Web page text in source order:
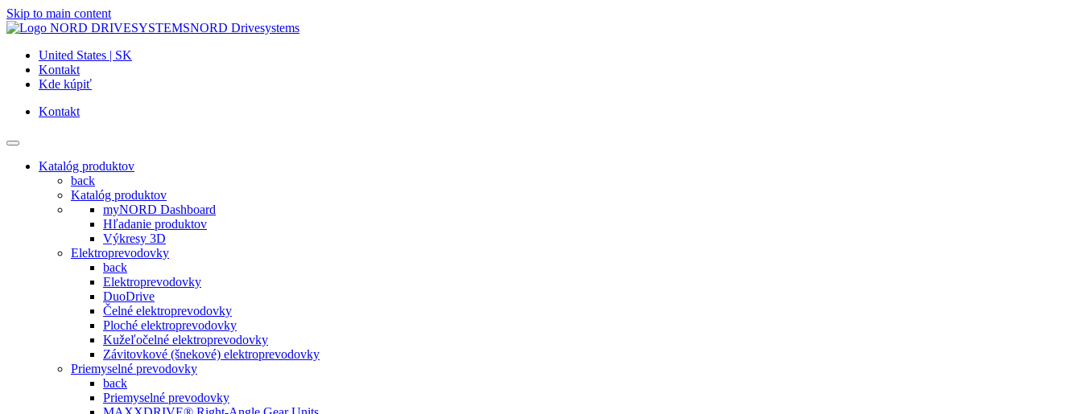
Skip to main content
NORD Drivesystems
United States | SK
Kontakt
Kde kúpiť
Kontakt
Katalóg produktov
back
Katalóg produktov
myNORD Dashboard
Hľadanie produktov
Výkresy 3D
Elektroprevodovky
back
Elektroprevodovky
DuoDrive
Čelné elektroprevodovky
Ploché elektroprevodovky
Kužeľočelné elektroprevodovky
Závitovkové (šnekové) elektroprevodovky
Priemyselné prevodovky
back
Priemyselné prevodovky